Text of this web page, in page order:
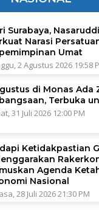
Surabaya,
Narasi
Umat
2 Agustus 2026 19:58
di Monas Ada
Terbuka
31 Juli 2026 12:00 PM
Ketidakpastian
Agenda
Nasional
28 Juli 2026 21:30 PM